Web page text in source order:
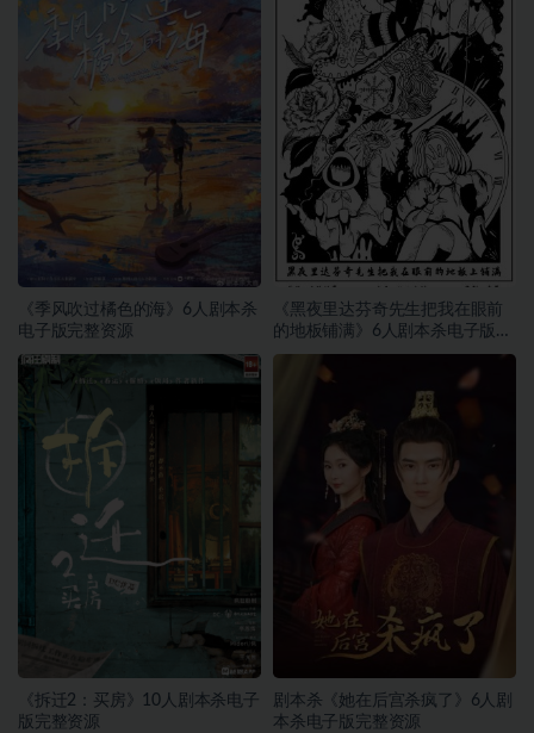
《季风吹过橘色的海》6人剧本杀
电子版完整资源
《黑夜里达芬奇先生把我在眼前
的地板铺满》6人剧本杀电子版完
整资源
《拆迁2：买房》10人剧本杀电子
版完整资源
剧本杀《她在后宫杀疯了》6人剧
本杀电子版完整资源